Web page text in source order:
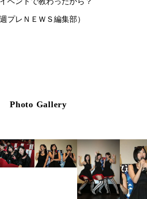
プレＮＥＷＳ編集部）
Photo Gallery